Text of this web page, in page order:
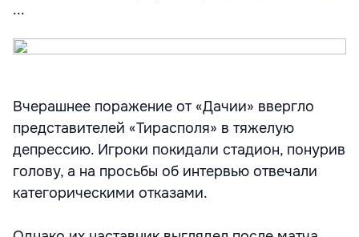
...
Вчерашнее поражение от «Дачии» ввергло
представителей «Тирасполя» в тяжелую
депрессию. Игроки покидали стадион, понурив
голову, а на просьбы об интервью отвечали
категорическими отказами.